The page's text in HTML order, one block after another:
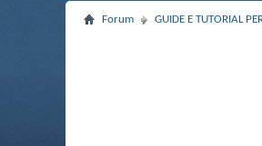
Forum GUIDE E TUTORIAL